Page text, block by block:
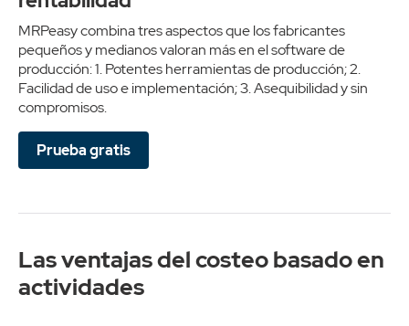
MRPeasy combina tres aspectos que los fabricantes
pequeños y medianos valoran más en el software de
producción: 1. Potentes herramientas de producción; 2.
Facilidad de uso e implementación; 3. Asequibilidad y sin
compromisos.
Prueba gratis
Las ventajas del costeo basado en
actividades